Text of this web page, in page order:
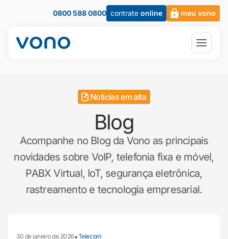
0800 588 0800 contrate online meu vono
Notícias em alta
Blog
Acompanhe no Blog da Vono as principais
novidades sobre VoIP, telefonia fixa e móvel,
PABX Virtual, IoT, segurança eletrônica,
rastreamento e tecnologia empresarial.
30 de janeiro de 2026•Telecom